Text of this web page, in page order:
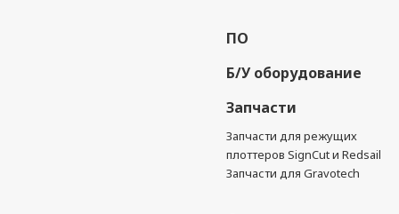
ПО
Б/У оборудование
Запчасти
Запчасти для режущих
плоттеров SignCut и Redsail
Запчасти для Gravotech